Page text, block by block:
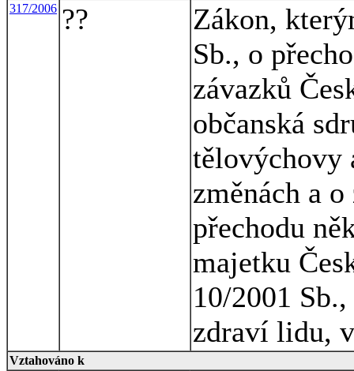
317/2006 ??
Zákon,
Sb., o
závazků
občanská
tělovýchovy
změnách a
přechodu
majetku
10/2001
zdraví lidu,
Vztahováno k